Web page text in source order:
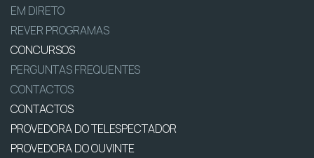
EM DIRETO
REVER PROGRAMAS
CONCURSOS
PERGUNTAS FREQUENTES
CONTACTOS
CONTACTOS
PROVEDORA DO TELESPECTADOR
PROVEDORA DO OUVINTE